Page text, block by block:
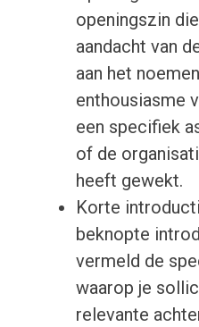
openingszin
aandacht van
aan het
enthousiasme
een specifiek
of de
heeft gewekt.
Korte
beknopte
vermeld de
waarop je
relevante